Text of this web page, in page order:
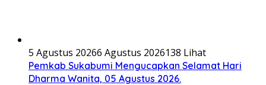
5 Agustus 20266 Agustus 2026138 Lihat
Pemkab Sukabumi Mengucapkan Selamat Hari
Dharma Wanita, 05 Agustus 2026.